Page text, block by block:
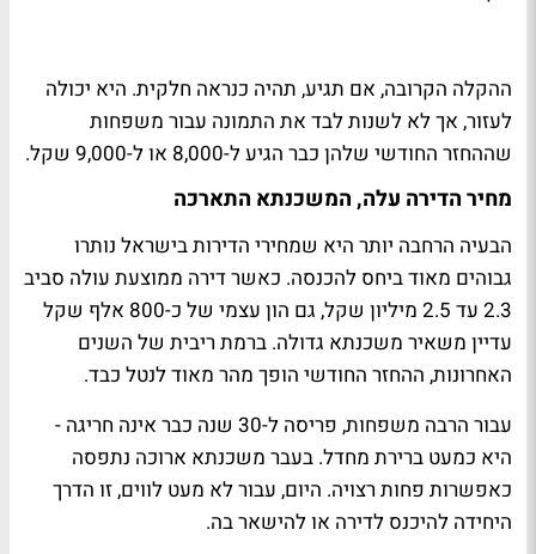
ההקלה הקרובה, אם תגיע, תהיה כנראה חלקית. היא יכולה
לעזור, אך לא לשנות לבד את התמונה עבור משפחות
שההחזר החודשי שלהן כבר הגיע ל-8,000 או ל-9,000 שקל.
מחיר הדירה עלה, המשכנתא התארכה
הבעיה הרחבה יותר היא שמחירי הדירות בישראל נותרו
גבוהים מאוד ביחס להכנסה. כאשר דירה ממוצעת עולה סביב
2.3 עד 2.5 מיליון שקל, גם הון עצמי של כ-800 אלף שקל
עדיין משאיר משכנתא גדולה. ברמת ריבית של השנים
האחרונות, ההחזר החודשי הופך מהר מאוד לנטל כבד.
עבור הרבה משפחות, פריסה ל-30 שנה כבר אינה חריגה -
היא כמעט ברירת מחדל. בעבר משכנתא ארוכה נתפסה
כאפשרות פחות רצויה. היום, עבור לא מעט לווים, זו הדרך
היחידה להיכנס לדירה או להישאר בה.